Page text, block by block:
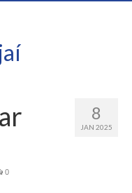
8
JAN 2025
0